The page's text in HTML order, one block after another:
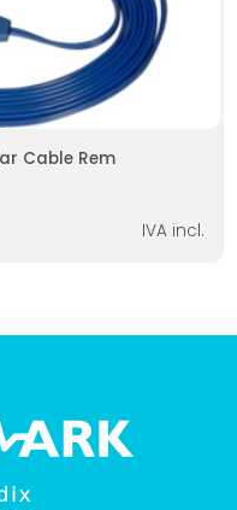
Cable Rem
IVA incl.